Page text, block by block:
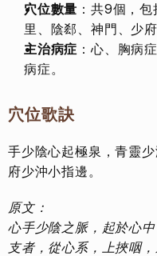
穴位數量 ：共9個，
里、陰郄、神門、少府
主治病症 ：心、胸病
病症。
穴位歌訣
手少陰心起極泉，青靈
府少沖小指邊。
原文：
心手少陰之脈，起於心
支者，從心系，上挾咽